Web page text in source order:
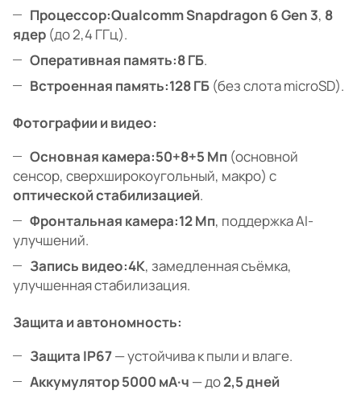
Процессор:Qualcomm Snapdragon 6 Gen 3, 8
ядер (до 2,4 ГГц).
Оперативная память:8 ГБ.
Встроенная память:128 ГБ (без слота microSD).
Фотографии и видео:
Основная камера:50+8+5 Мп (основной
сенсор, сверхширокоугольный, макро) с
оптической стабилизацией.
Фронтальная камера:12 Мп, поддержка AI-
улучшений.
Запись видео:4K, замедленная съёмка,
улучшенная стабилизация.
Защита и автономность:
Защита IP67— устойчива к пыли и влаге.
Аккумулятор 5000 мА·ч — до2,5 дней